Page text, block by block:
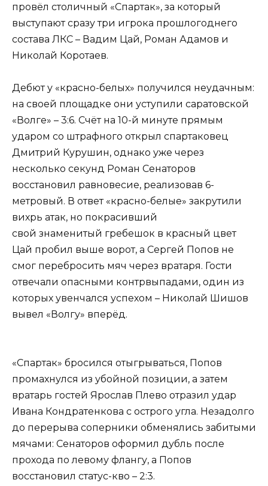
провёл столичный «Спартак», за который
выступают сразу три игрока прошлогоднего
состава ЛКС – Вадим Цай, Роман Адамов и
Николай Коротаев.
Дебют у «красно-белых» получился неудачным:
на своей площадке они уступили саратовской
«Волге» – 3:6. Счёт на 10-й минуте прямым
ударом со штрафного открыл спартаковец
Дмитрий Курушин, однако уже через
несколько секунд Роман Сенаторов
восстановил равновесие, реализовав 6-
метровый. В ответ «красно-белые» закрутили
вихрь атак, но покрасивший
свой знаменитый гребешок в красный цвет
Цай пробил выше ворот, а Сергей Попов не
смог перебросить мяч через вратаря. Гости
отвечали опасными контрвыпадами, один из
которых увенчался успехом – Николай Шишов
вывел «Волгу» вперёд.
«Спартак» бросился отыгрываться, Попов
промахнулся из убойной позиции, а затем
вратарь гостей Ярослав Плево отразил удар
Ивана Кондратенкова с острого угла. Незадолго
до перерыва соперники обменялись забитыми
мячами: Сенаторов оформил дубль после
прохода по левому флангу, а Попов
восстановил статус-кво – 2:3.